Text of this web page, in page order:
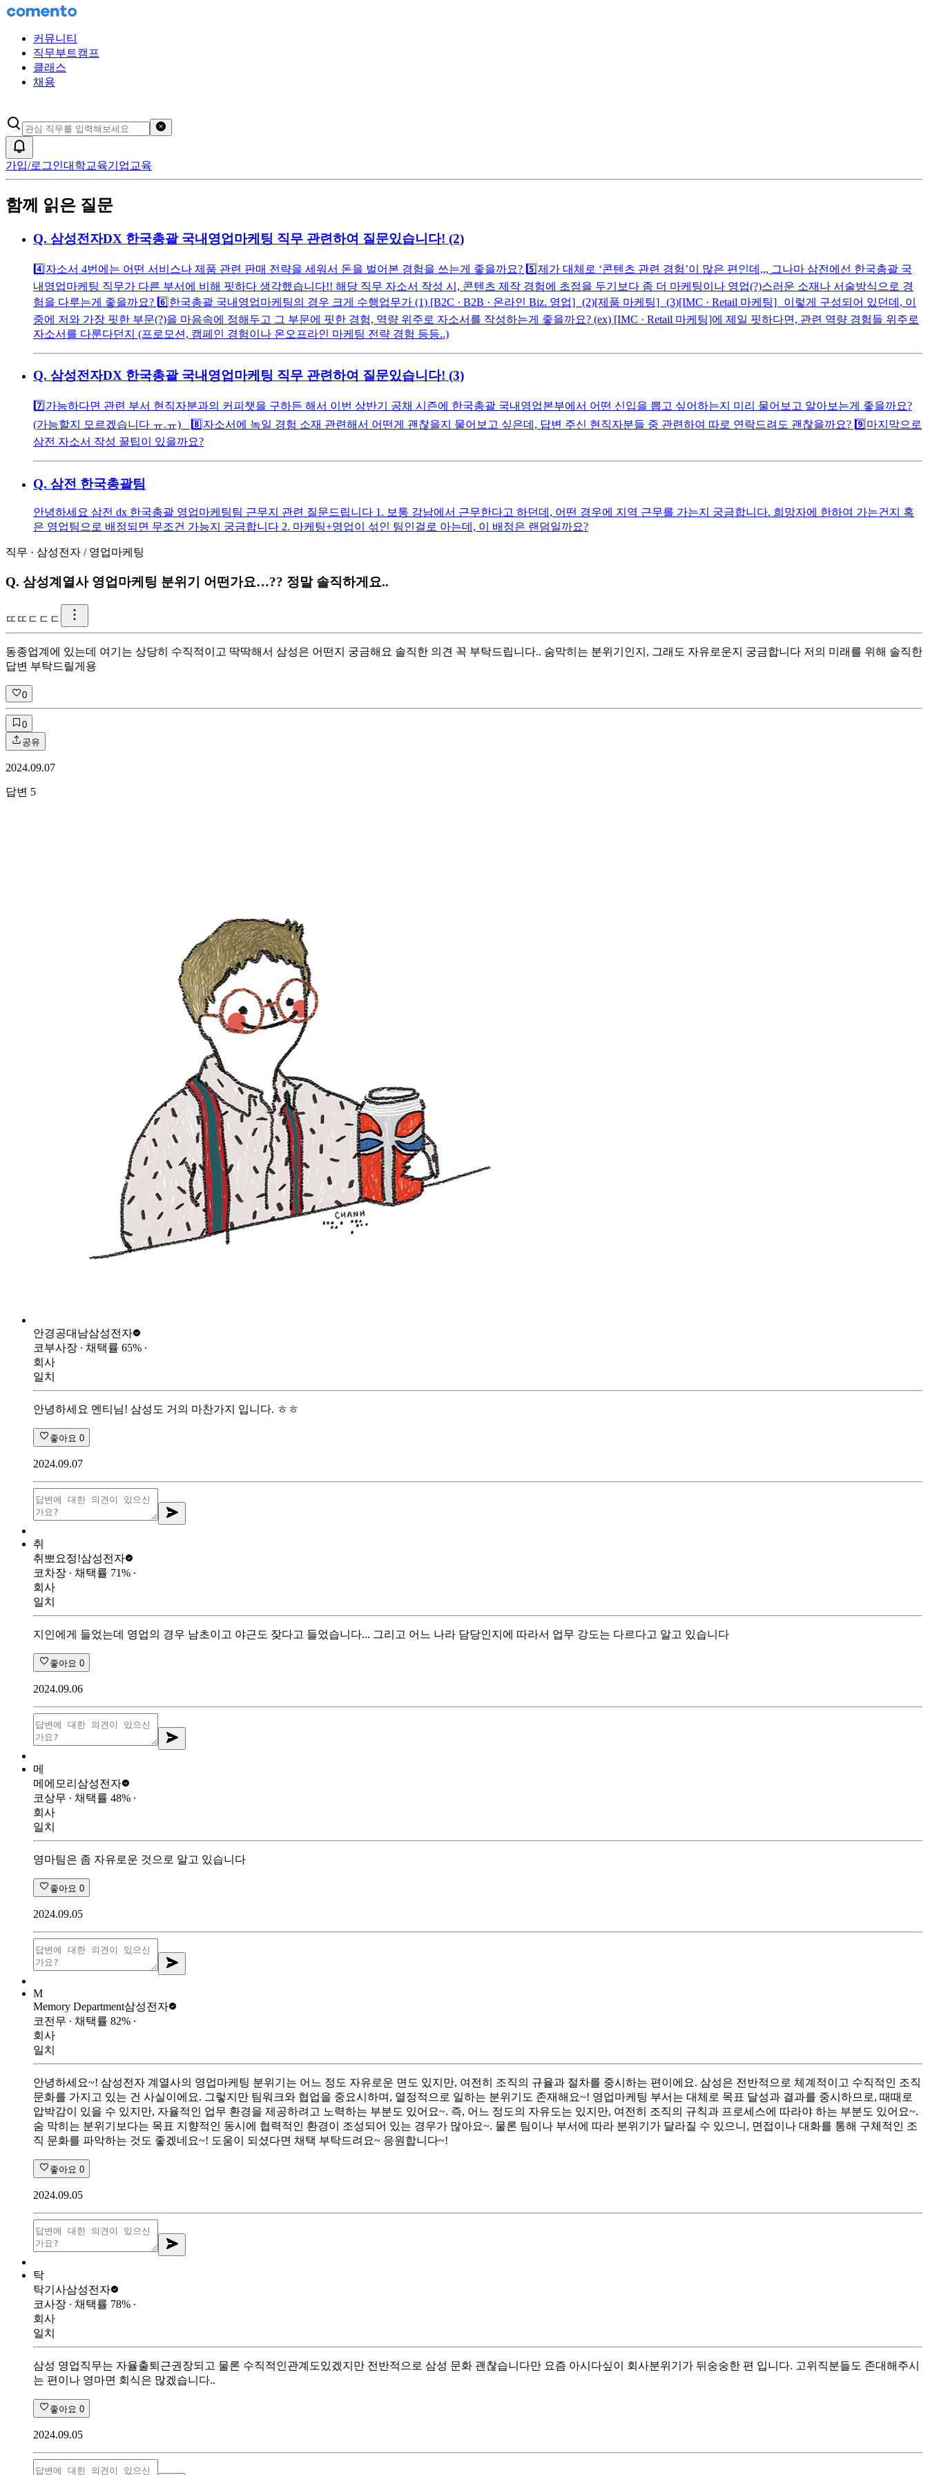
커뮤니티
직무부트캠프
클래스
채용
가입/로그인대학교육기업교육
함께 읽은 질문
Q. 삼성전자DX 한국총괄 국내영업마케팅 직무 관련하여 질문있습니다! (2)
4️⃣자소서 4번에는 어떤 서비스나 제품 관련 판매 전략을 세워서 돈을 벌어본 경험을 쓰는게 좋을까요? 5️⃣제가 대체로 ‘콘텐츠 관련 경험’이 많은 편인데,,, 그나마 삼전에선 한국총괄 국
내영업마케팅 직무가 다른 부서에 비해 핏하다 생각했습니다!! 해당 직무 자소서 작성 시, 콘텐츠 제작 경험에 초점을 두기보다 좀 더 마케팅이나 영업(?)스러운 소재나 서술방식으로 경
험을 다루는게 좋을까요? 6️⃣한국총괄 국내영업마케팅의 경우 크게 수행업무가 (1) [B2C · B2B · 온라인 Biz. 영업] (2)[제품 마케팅] (3)[IMC · Retail 마케팅] 이렇게 구성되어 있던데, 이
중에 저와 가장 핏한 부문(?)을 마음속에 정해두고 그 부문에 핏한 경험, 역량 위주로 자소서를 작성하는게 좋을까요? (ex) [IMC · Retail 마케팅]에 제일 핏하다면, 관련 역량 경험들 위주로
자소서를 다룬다던지 (프로모션, 캠페인 경험이나 온오프라인 마케팅 전략 경험 등등..)
Q. 삼성전자DX 한국총괄 국내영업마케팅 직무 관련하여 질문있습니다! (3)
7️⃣가능하다면 관련 부서 현직자분과의 커피챗을 구하든 해서 이번 상반기 공채 시즌에 한국총괄 국내영업본부에서 어떤 신입을 뽑고 싶어하는지 미리 물어보고 알아보는게 좋을까요?
(가능할지 모르겠습니다 ㅠ.ㅠ) 8️⃣자소서에 녹일 경험 소재 관련해서 어떤게 괜찮을지 물어보고 싶은데, 답변 주신 현직자분들 중 관련하여 따로 연락드려도 괜찮을까요? 9️⃣마지막으로
삼전 자소서 작성 꿀팁이 있을까요?
Q. 삼전 한국총괄팀
안녕하세요 삼전 dx 한국총괄 영업마케팅팀 근무지 관련 질문드립니다 1. 보통 강남에서 근무한다고 하던데, 어떤 경우에 지역 근무를 가는지 궁금합니다. 희망자에 한하여 가는건지 혹
은 영업팀으로 배정되면 무조건 가능지 궁금합니다 2. 마케팅+영업이 섞인 팀인걸로 아는데, 이 배정은 랜덤일까요?
직무 · 삼성전자 / 영업마케팅
Q. 삼성계열사 영업마케팅 분위기 어떤가요…?? 정말 솔직하게요..
ㄸㄸㄷㄷㄷ
동종업계에 있는데 여기는 상당히 수직적이고 딱딱해서 삼성은 어떤지 궁금해요 솔직한 의견 꼭 부탁드립니다.. 숨막히는 분위기인지, 그래도 자유로운지 궁금합니다 저의 미래를 위해 솔직한
답변 부탁드릴게용
0
0
공유
2024.09.07
답변 5
안경공대남삼성전자
코부사장 ∙ 채택률 65% ∙
회사
일치
안녕하세요 멘티님! 삼성도 거의 마찬가지 입니다. ㅎㅎ
좋아요 0
2024.09.07
취
취뽀요정!삼성전자
코차장 ∙ 채택률 71% ∙
회사
일치
지인에게 들었는데 영업의 경우 남초이고 야근도 잦다고 들었습니다... 그리고 어느 나라 담당인지에 따라서 업무 강도는 다르다고 알고 있습니다
좋아요 0
2024.09.06
메
메에모리 삼성전자
코상무 ∙ 채택률 48% ∙
회사
일치
영마팀은 좀 자유로운 것으로 알고 있습니다
좋아요 0
2024.09.05
M
Memory Department삼성전자
코전무 ∙ 채택률 82% ∙
회사
일치
안녕하세요~! 삼성전자 계열사의 영업마케팅 분위기는 어느 정도 자유로운 면도 있지만, 여전히 조직의 규율과 절차를 중시하는 편이에요. 삼성은 전반적으로 체계적이고 수직적인 조직
문화를 가지고 있는 건 사실이에요. 그렇지만 팀워크와 협업을 중요시하며, 열정적으로 일하는 분위기도 존재해요~! 영업마케팅 부서는 대체로 목표 달성과 결과를 중시하므로, 때때로
압박감이 있을 수 있지만, 자율적인 업무 환경을 제공하려고 노력하는 부분도 있어요~. 즉, 어느 정도의 자유도는 있지만, 여전히 조직의 규칙과 프로세스에 따라야 하는 부분도 있어요~.
숨 막히는 분위기보다는 목표 지향적인 동시에 협력적인 환경이 조성되어 있는 경우가 많아요~. 물론 팀이나 부서에 따라 분위기가 달라질 수 있으니, 면접이나 대화를 통해 구체적인 조
직 문화를 파악하는 것도 좋겠네요~! 도움이 되셨다면 채택 부탁드려요~ 응원합니다~!
좋아요 0
2024.09.05
탁
탁기사삼성전자
코사장 ∙ 채택률 78% ∙
회사
일치
삼성 영업직무는 자율출퇴근권장되고 물론 수직적인관계도있겠지만 전반적으로 삼성 문화 괜찮습니다만 요즘 아시다싶이 회사분위기가 뒤숭숭한 편 입니다. 고위직분들도 존대해주시
는 편이나 영마면 회식은 많겠습니다..
좋아요 0
2024.09.05